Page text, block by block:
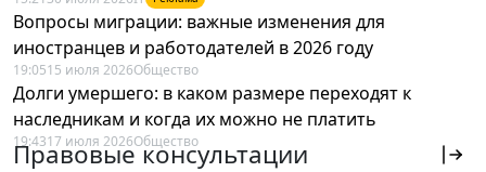
Вопросы миграции: важные изменения для
иностранцев и работодателей в 2026 году
19:0515 июля 2026Общество
Долги умершего: в каком размере переходят к
наследникам и когда их можно не платить
19:4317 июля 2026Общество
Правовые консультации